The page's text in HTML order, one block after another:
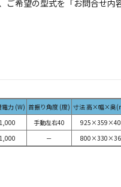
希望の型式を「お問合せ内
電力 (W) 首振り角度 (度) 寸法 高×幅×奥
1,000 手動左右40
1,000 －